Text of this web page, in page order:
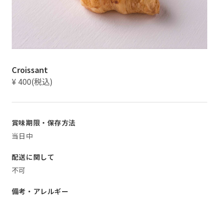
Croissant
¥ 400(税込)
賞味期限・保存方法
当日中
配送に関して
不可
備考・アレルギー